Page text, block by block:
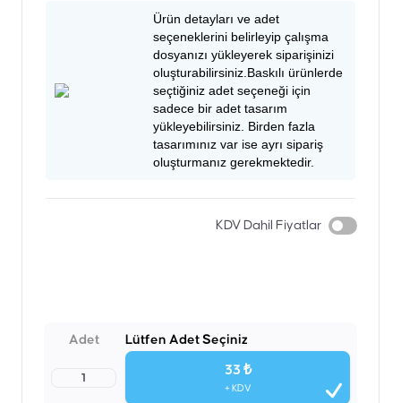
Ürün detayları ve adet
seçeneklerini belirleyip çalışma
dosyanızı yükleyerek siparişinizi
oluşturabilirsiniz.Baskılı ürünlerde
seçtiğiniz adet seçeneği için
sadece bir adet tasarım
yükleyebilirsiniz. Birden fazla
tasarımınız var ise ayrı sipariş
oluşturmanız gerekmektedir.
KDV Dahil Fiyatlar
Adet Lütfen Adet Seçiniz
1
33 ₺
+ KDV